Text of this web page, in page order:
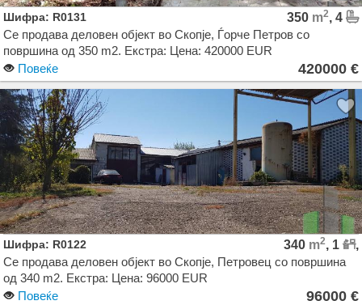
Шифра: R0131 350 m2, 4
Се продава деловен објект во Скопје, Ѓорче Петров со
површина од 350 m2. Екстра: Цена: 420000 EUR
Повеќе
420000 €
Шифра: R0122 340 m2, 1
,
Се продава деловен објект во Скопје, Петровец со површина
од 340 m2. Екстра: Цена: 96000 EUR
Повеќе
96000 €